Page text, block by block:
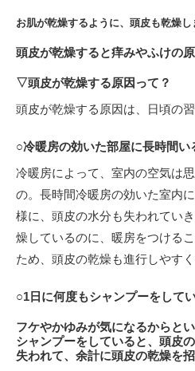
お肌が乾燥するように、頭皮も乾燥し
頭皮が乾燥すると痒みやふけの原
▽頭皮が乾燥する原因って？
頭皮が乾燥する原因は、日頃の習
○冷暖房の効いた部屋に長時間い
冷暖房によって、室内の空気は
の。長時間冷暖房の効いた室内
様に、頭皮の水分も失われてい
燥しているのに、暖房をつける
ため、頭皮の乾燥も進行しやすく
○1日に何度もシャンプーをして
フケやかゆみが気になるからと
シャンプーをしていると、頭皮
失われて、余計に頭皮の乾燥を